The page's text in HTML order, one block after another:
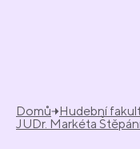
Domů Hudební
JUDr. Markéta